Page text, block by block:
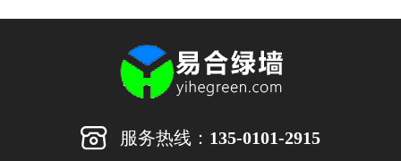
服务热线： 135-0101-2915